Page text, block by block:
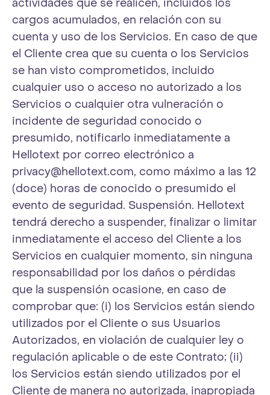
actividades que se realicen, incluidos los
cargos acumulados, en relación con su
cuenta y uso de los Servicios. En caso de que
el Cliente crea que su cuenta o los Servicios
se han visto comprometidos, incluido
cualquier uso o acceso no autorizado a los
Servicios o cualquier otra vulneración o
incidente de seguridad conocido o
presumido, notificarlo inmediatamente a
Hellotext por correo electrónico a
privacy@hellotext.com, como máximo a las 12
(doce) horas de conocido o presumido el
evento de seguridad. Suspensión. Hellotext
tendrá derecho a suspender, finalizar o limitar
inmediatamente el acceso del Cliente a los
Servicios en cualquier momento, sin ninguna
responsabilidad por los daños o pérdidas
que la suspensión ocasione, en caso de
comprobar que: (i) los Servicios están siendo
utilizados por el Cliente o sus Usuarios
Autorizados, en violación de cualquier ley o
regulación aplicable o de este Contrato; (ii)
los Servicios están siendo utilizados por el
Cliente de manera no autorizada, inapropiada